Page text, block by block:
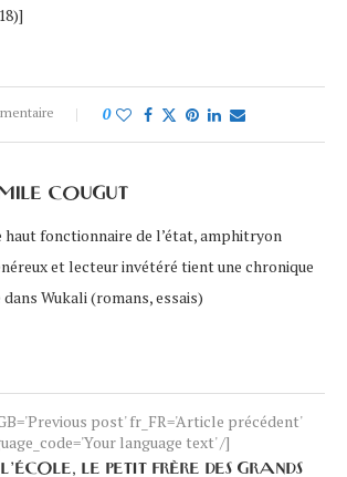
0
COUGUT
haut fonctionnaire de l’état, amphitryon
et lecteur invétéré tient une chronique
Wukali (romans, essais)
post' fr_FR='Article précédent'
language text' /]
LE PETIT FRÈRE DES GRANDS